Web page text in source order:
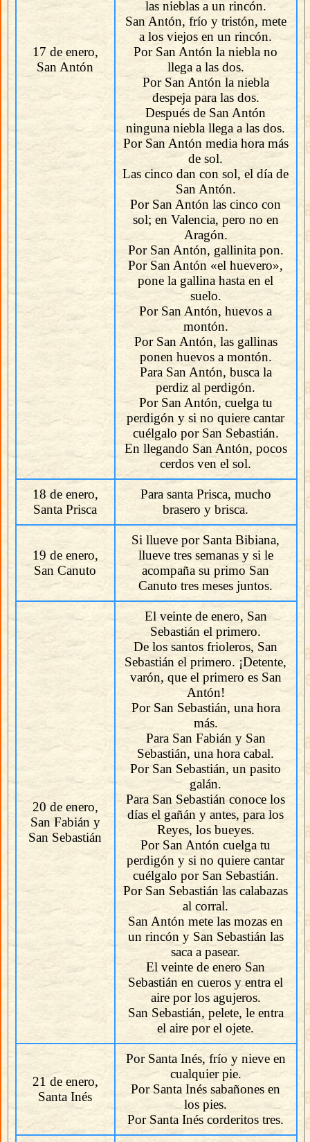
17 de enero,
San Antón
las nieblas a un rincón.
San Antón, frío y tristón, mete
a los viejos en un rincón.
Por San Antón la niebla no
llega a las dos.
Por San Antón la niebla
despeja para las dos.
Después de San Antón
ninguna niebla llega a las dos.
Por San Antón media hora más
de sol.
Las cinco dan con sol, el día de
San Antón.
Por San Antón las cinco con
sol; en Valencia, pero no en
Aragón.
Por San Antón, gallinita pon.
Por San Antón «el huevero»,
pone la gallina hasta en el
suelo.
Por San Antón, huevos a
montón.
Por San Antón, las gallinas
ponen huevos a montón.
Para San Antón, busca la
perdiz al perdigón.
Por San Antón, cuelga tu
perdigón y si no quiere cantar
cuélgalo por San Sebastián.
En llegando San Antón, pocos
cerdos ven el sol.
18 de enero,
Santa Prisca
Para santa Prisca, mucho
brasero y brisca.
19 de enero,
San Canuto
Si llueve por Santa Bibiana,
llueve tres semanas y si le
acompaña su primo San
Canuto tres meses juntos.
20 de enero,
San Fabián y
San Sebastián
El veinte de enero, San
Sebastián el primero.
De los santos frioleros, San
Sebastián el primero. ¡Detente,
varón, que el primero es San
Antón!
Por San Sebastián, una hora
más.
Para San Fabián y San
Sebastián, una hora cabal.
Por San Sebastián, un pasito
galán.
Para San Sebastián conoce los
días el gañán y antes, para los
Reyes, los bueyes.
Por San Antón cuelga tu
perdigón y si no quiere cantar
cuélgalo por San Sebastián.
Por San Sebastián las calabazas
al corral.
San Antón mete las mozas en
un rincón y San Sebastián las
saca a pasear.
El veinte de enero San
Sebastián en cueros y entra el
aire por los agujeros.
San Sebastián, pelete, le entra
el aire por el ojete.
21 de enero,
Santa Inés
Por Santa Inés, frío y nieve en
cualquier pie.
Por Santa Inés sabañones en
los pies.
Por Santa Inés corderitos tres.